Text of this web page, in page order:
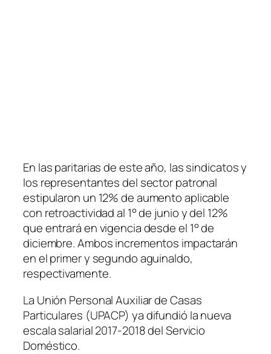
En las paritarias de este año, las sindicatos y
los representantes del sector patronal
estipularon un 12% de aumento aplicable
con retroactividad al 1° de junio y del 12%
que entrará en vigencia desde el 1° de
diciembre. Ambos incrementos impactarán
en el primer y segundo aguinaldo,
respectivamente.
La Unión Personal Auxiliar de Casas
Particulares (UPACP) ya difundió la nueva
escala salarial 2017-2018 del Servicio
Doméstico.